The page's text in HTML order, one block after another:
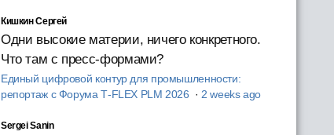
Кишкин Сергей
Одни высокие материи, ничего конкретного.
Что там с пресс-формами?
Единый цифровой контур для промышленности:
репортаж с Форума T‑FLEX PLM 2026 · 2 weeks ago
Sergei Sanin